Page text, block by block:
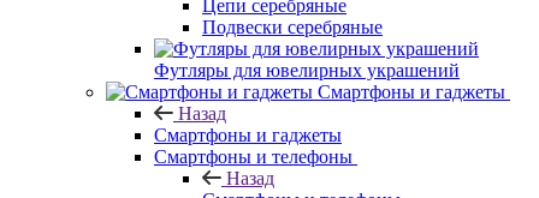
Цепи серебряные
Подвески серебряные
Футляры для ювелирных украшений
Смартфоны и гаджеты
Назад
Смартфоны и гаджеты
Смартфоны и телефоны
Назад